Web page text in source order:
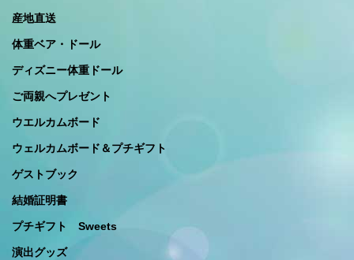
産地直送
体重ベア・ドール
ディズニー体重ドール
ご両親へプレゼント
ウエルカムボード
ウェルカムボード＆プチギフト
ゲストブック
結婚証明書
プチギフト Sweets
演出グッズ